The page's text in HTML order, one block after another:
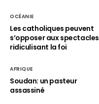
OCÉANIE
Les catholiques peuvent
s’opposer aux spectacles
ridiculisant la foi
AFRIQUE
Soudan: un pasteur
assassiné